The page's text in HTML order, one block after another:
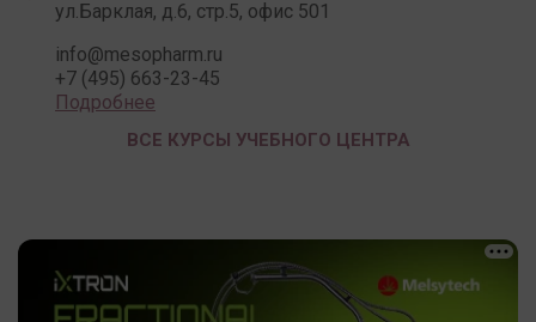
ул.Барклая, д.6, стр.5, офис 501
info@mesopharm.ru
+7 (495) 663-23-45
Подробнее
ВСЕ КУРСЫ УЧЕБНОГО ЦЕНТРА